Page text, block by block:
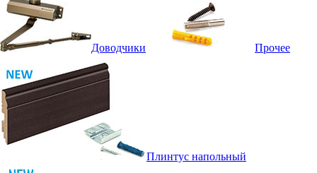
Доводчики Прочее
Плинтус напольный